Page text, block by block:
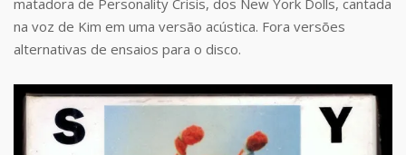
na voz de Kim em uma versão acústica. Fora versões
alternativas de ensaios para o disco.